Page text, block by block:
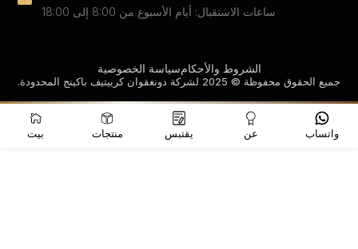
ساعات الاستقبال: أيام الأسبوع من 8:00 إلى 18:00
جميع الحقوق محفوظة © 2025 لشركة دونغقوان كرييتيف باكينج المحدودة.
سياسة الخصوصيةالشروط والأحكام
بيت منتجات يقتبس عن واتساب